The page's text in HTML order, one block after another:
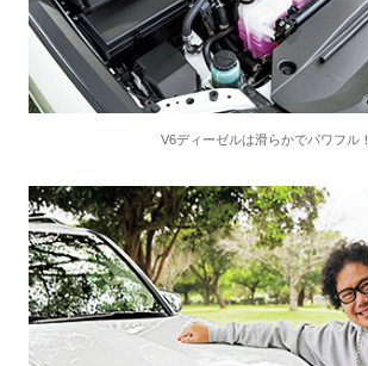
V6ディーゼルは滑らかでパワフル！